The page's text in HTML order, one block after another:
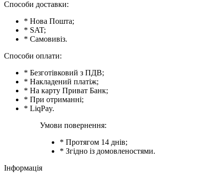
Способи доставки:
* Нова Пошта;
* SAT;
* Самовивіз.
Способи оплати:
* Безготівковий з ПДВ;
* Накладений платіж;
* На карту Приват Банк;
* При отриманні;
* LiqPay.
Умови повернення:
* Протягом 14 днів;
* Згідно із домовленостями.
Інформація